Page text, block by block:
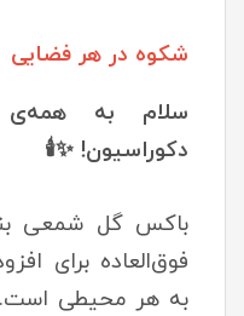
شکوه در هر فضایی
سلام به همه‌ی
دکوراسیون! ✨🕯️
باکس گل شمعی
فوق‌العاده برای
به هر محیطی